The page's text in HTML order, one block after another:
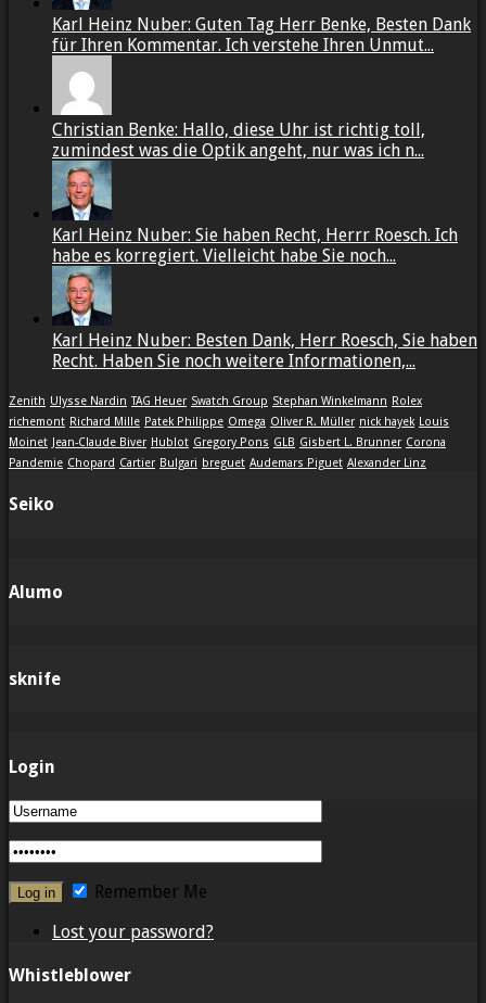
Karl Heinz Nuber: Guten Tag Herr Benke, Besten Dank
für Ihren Kommentar. Ich verstehe Ihren Unmut...
Christian Benke: Hallo, diese Uhr ist richtig toll,
zumindest was die Optik angeht, nur was ich n...
Karl Heinz Nuber: Sie haben Recht, Herrr Roesch. Ich
habe es korregiert. Vielleicht habe Sie noch...
Karl Heinz Nuber: Besten Dank, Herr Roesch, Sie haben
Recht. Haben Sie noch weitere Informationen,...
Zenith Ulysse Nardin TAG Heuer Swatch Group Stephan Winkelmann Rolex
richemont Richard Mille Patek Philippe Omega Oliver R. Müller nick hayek Louis
Moinet Jean-Claude Biver Hublot Gregory Pons GLB Gisbert L. Brunner Corona
Pandemie Chopard Cartier Bulgari breguet Audemars Piguet Alexander Linz
Seiko
Alumo
sknife
Login
Remember Me
Lost your password?
Whistleblower